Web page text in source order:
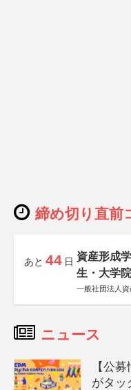
締め切り直前
あと 44 日 資産形成
生・大学
一般社団法人
ニュース
【公
がタッ